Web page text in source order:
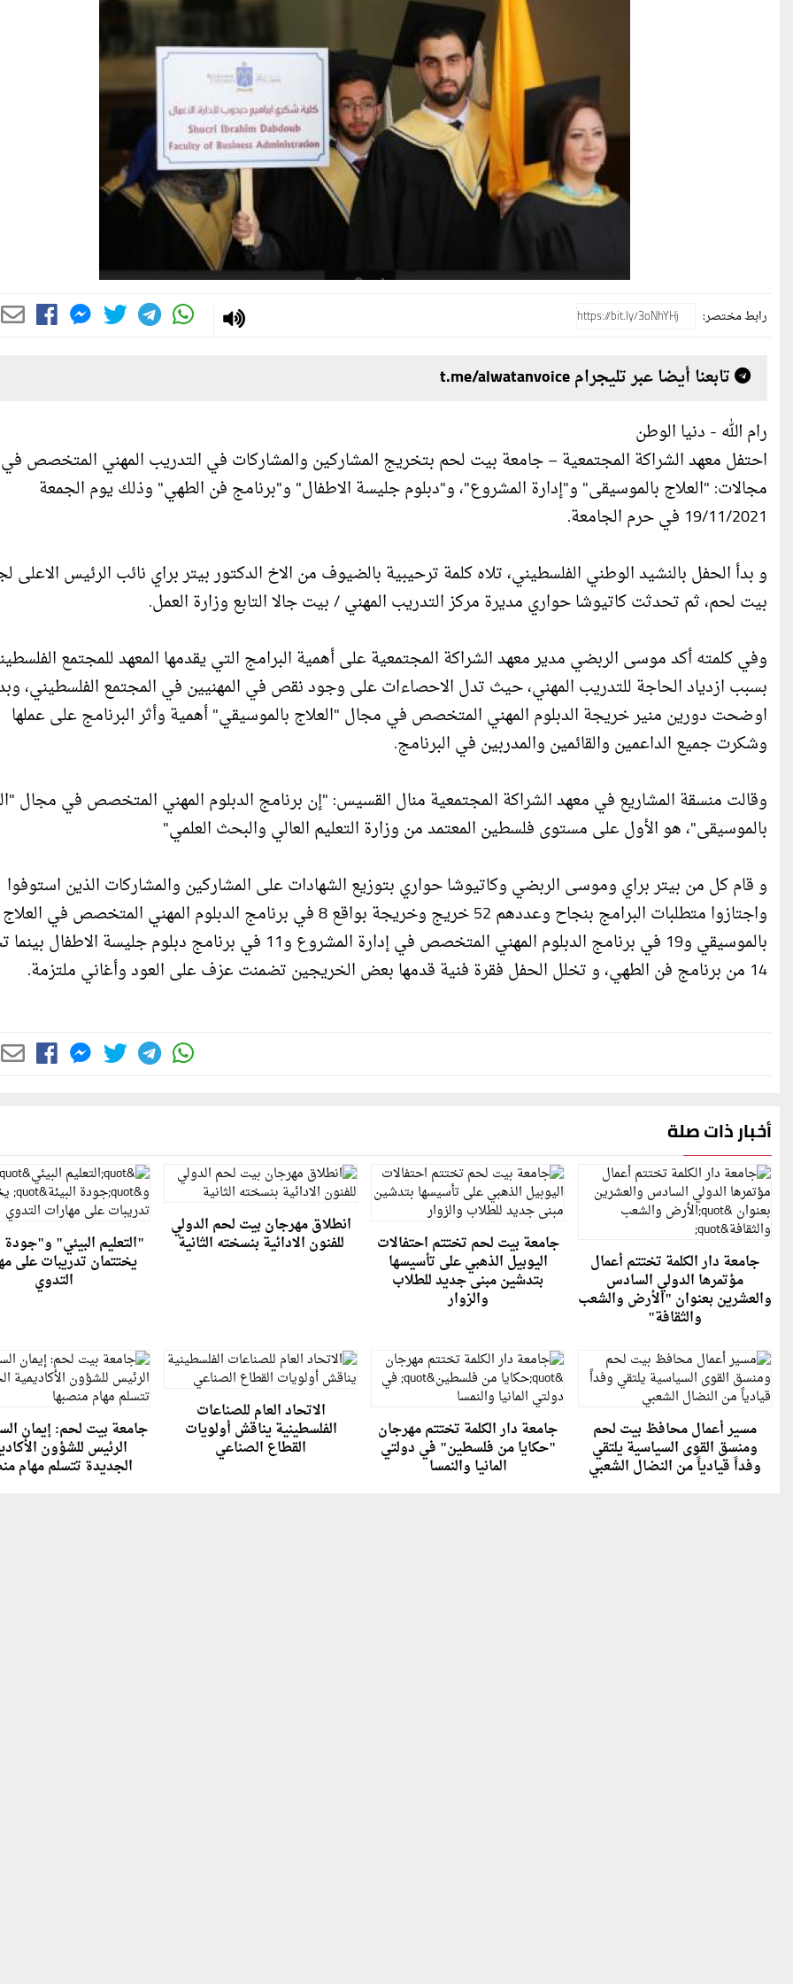
رابط مختصر:
تابعنا أيضا عبر تليجرام t.me/alwatanvoice
رام الله - دنيا الوطن
احتفل معهد الشراكة المجتمعية – جامعة بيت لحم بتخريج المشاركين والمشاركات في التدريب المهني المتخصص في
مجالات: "العلاج بالموسيقى" و"إدارة المشروع"، و"دبلوم جليسة الاطفال" و"برنامج فن الطهي" وذلك يوم الجمعة
19/11/2021 في حرم الجامعة.
و بدأ الحفل بالنشيد الوطني الفلسطيني، تلاه كلمة ترحيبية بالضيوف من الاخ الدكتور بيتر براي نائب الرئيس الاعلى
بيت لحم، ثم تحدثت كاتيوشا حواري مديرة مركز التدريب المهني / بيت جالا التابع وزارة العمل.
وفي كلمته أكد موسى الربضي مدير معهد الشراكة المجتمعية على أهمية البرامج التي يقدمها المعهد للمجتمع
بسبب ازدياد الحاجة للتدريب المهني، حيث تدل الاحصاءات على وجود نقص في المهنيين في المجتمع الفلسطيني،
اوضحت دورين منير خريجة الدبلوم المهني المتخصص في مجال "العلاج بالموسيقي" أهمية وأثر البرنامج على عملها
وشكرت جميع الداعمين والقائمين والمدربين في البرنامج.
وقالت منسقة المشاريع في معهد الشراكة المجتمعية منال القسيس: "إن برنامج الدبلوم المهني المتخصص في مجال
بالموسيقى"، هو الأول على مستوى فلسطين المعتمد من وزارة التعليم العالي والبحث العلمي"
و قام كل من بيتر براي وموسى الربضي وكاتيوشا حواري بتوزيع الشهادات على المشاركين والمشاركات الذين استوفوا
واجتازوا متطلبات البرامج بنجاح وعددهم 52 خريج وخريجة بواقع 8 في برنامج الدبلوم المهني المتخصص في العلاج
بالموسيقي و19 في برنامج الدبلوم المهني المتخصص في إدارة المشروع و11 في برنامج دبلوم جليسة
14 من برنامج فن الطهي، و تخلل الحفل فقرة فنية قدمها بعض الخريجين تضمنت عزف على العود وأغاني ملتزمة.
أخبار ذات صلة
جامعة دار الكلمة تختتم أعمال
مؤتمرها الدولي السادس
والعشرين بعنوان "الأرض والشعب
والثقافة"
جامعة بيت لحم تختتم احتفالات
اليوبيل الذهبي على تأسيسها
بتدشين مبنى جديد للطلاب
والزوار
انطلاق مهرجان بيت لحم الدولي
للفنون الادائية بنسخته الثانية "التعليم البيئي" و"جودة
يختتمان تدريبات على
التدوي
مسير أعمال محافظ بيت لحم
ومنسق القوى السياسية يلتقي
وفداً قيادياً من النضال الشعبي
جامعة دار الكلمة تختتم مهرجان
"حكايا من فلسطين" في دولتي
المانيا والنمسا
الاتحاد العام للصناعات
الفلسطينية يناقش أولويات
القطاع الصناعي
جامعة بيت لحم: إيمان
الرئيس للشؤون
الجديدة تتسلم مهام